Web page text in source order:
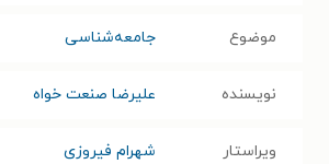
موضوع جامعه‌شناسی
نویسنده علیرضا صنعت خواه
ویراستار شهرام فیروزی